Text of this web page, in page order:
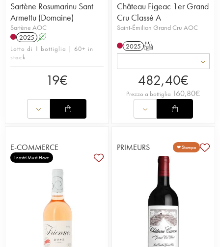
Sartène Rosumarinu Sant
Armettu (Domaine)
Sartène AOC
2025 A
Lotto di 1 bottiglia | 60+ in
stock
19€
Château Figeac 1er Grand
Cru Classé A
Saint-Émilion Grand Cru AOC
2025 T
482,40€
Prezzo a bottiglia 160,80€
E-COMMERCE
I nostri Must-Have
PRIMEURS ❤ Stampa